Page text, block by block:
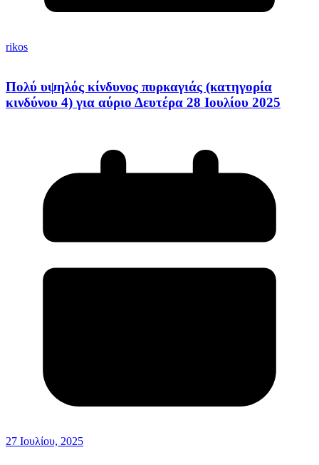
rikos
Πολύ υψηλός κίνδυνος πυρκαγιάς (κατηγορία
κινδύνου 4) για αύριο Δευτέρα 28 Ιουλίου 2025
27 Ιουλίου, 2025